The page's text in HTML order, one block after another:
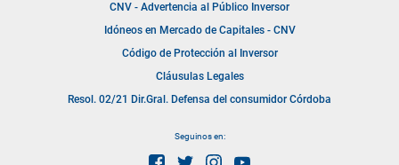
CNV - Advertencia al Público Inversor
Idóneos en Mercado de Capitales - CNV
Código de Protección al Inversor
Cláusulas Legales
Resol. 02/21 Dir.Gral. Defensa del consumidor Córdoba
Seguinos en: